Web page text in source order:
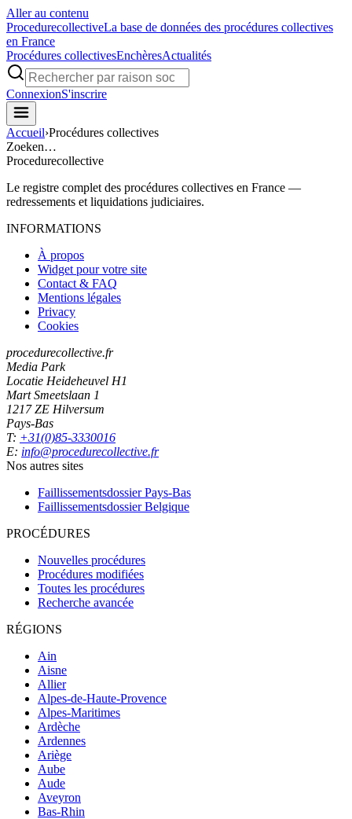
Aller au contenu
ProcedurecollectiveLa base de données des procédures collectives
en France
Procédures collectivesEnchèresActualités
ConnexionS'inscrire
Accueil›Procédures collectives
Zoeken…
Procedurecollective
Le registre complet des procédures collectives en France —
redressements et liquidations judiciaires.
INFORMATIONS
À propos
Widget pour votre site
Contact & FAQ
Mentions légales
Privacy
Cookies
procedurecollective.fr
Media Park
Locatie Heideheuvel H1
Mart Smeetslaan 1
1217 ZE Hilversum
Pays-Bas
T: +31(0)85-3330016
E: info@procedurecollective.fr
Nos autres sites
Faillissementsdossier Pays-Bas
Faillissementsdossier Belgique
PROCÉDURES
Nouvelles procédures
Procédures modifiées
Toutes les procédures
Recherche avancée
RÉGIONS
Ain
Aisne
Allier
Alpes-de-Haute-Provence
Alpes-Maritimes
Ardèche
Ardennes
Ariège
Aube
Aude
Aveyron
Bas-Rhin